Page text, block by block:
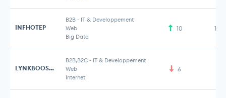
INFHOTEP
B2B - IT & Developpement
Web
Big Data
10
LYNKBOOSTER
B2B,B2C - IT & Developpement
Web
Internet
6